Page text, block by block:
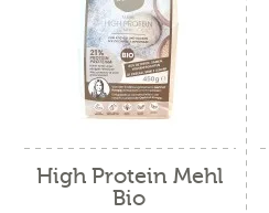
High Protein Mehl
Bio